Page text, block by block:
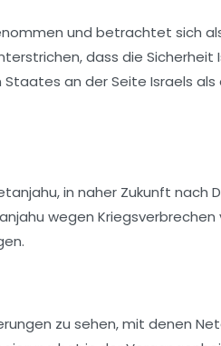
und betrachtet sich
dass die Sicherheit
Staates an der Seite Israels
in naher Zukunft
wegen
zu sehen, mit denen